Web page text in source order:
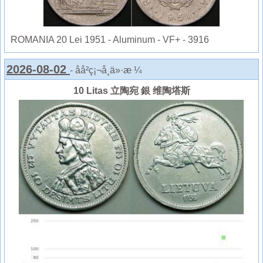
ROMANIA 20 Lei 1951 - Aluminum - VF+ - 3916
2026-08-02 - åå²ç¡¬å¸ä»·æ ¼
10 Litas 立陶宛 銀 维陶塔斯